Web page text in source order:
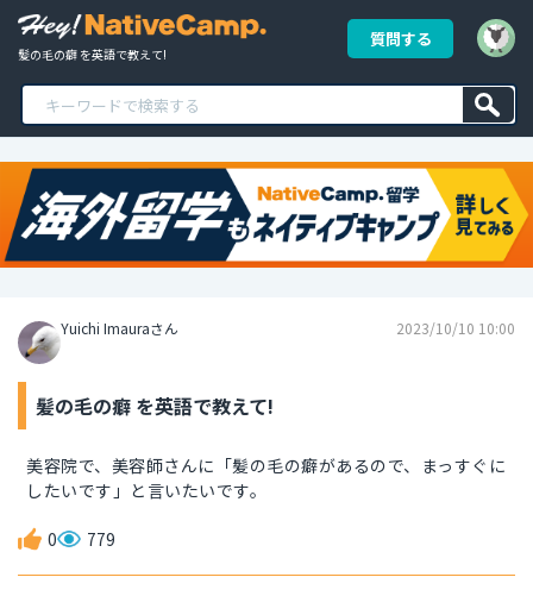
髪の毛の癖 を英語で教えて!
質問する
Yuichi Imauraさん 2023/10/10 10:00
髪の毛の癖 を英語で教えて!
美容院で、美容師さんに「髪の毛の癖があるので、まっすぐに
したいです」と言いたいです。
0 779